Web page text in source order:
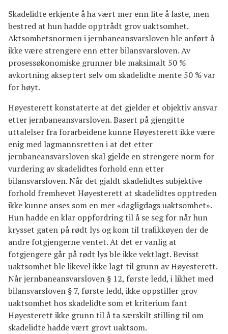
Skadelidte erkjente å ha vært mer enn lite å laste, men
bestred at hun hadde opptrådt grov uaktsomhet.
Aktsomhetsnormen i jernbaneansvarsloven ble anført å
ikke være strengere enn etter bilansvarsloven. Av
prosessøkonomiske grunner ble maksimalt 50 %
avkortning akseptert selv om skadelidte mente 50 % var
for høyt.
Høyesterett konstaterte at det gjelder et objektiv ansvar
etter jernbaneansvarsloven. Basert på gjengitte
uttalelser fra forarbeidene kunne Høyesterett ikke være
enig med lagmannsretten i at det etter
jernbaneansvarsloven skal gjelde en strengere norm for
vurdering av skadelidtes forhold enn etter
bilansvarsloven. Når det gjaldt skadelidtes subjektive
forhold fremhevet Høyesterett at skadelidtes opptreden
ikke kunne anses som en mer «dagligdags uaktsomhet».
Hun hadde en klar oppfordring til å se seg for når hun
krysset gaten på rødt lys og kom til trafikkøyen der de
andre fotgjengerne ventet. At det er vanlig at
fotgjengere går på rødt lys ble ikke vektlagt. Bevisst
uaktsomhet ble likevel ikke lagt til grunn av Høyesterett.
Når jernbaneansvarsloven § 12, første ledd, i likhet med
bilansvarsloven § 7, første ledd, ikke oppstiller grov
uaktsomhet hos skadelidte som et kriterium fant
Høyesterett ikke grunn til å ta særskilt stilling til om
skadelidte hadde vært grovt uaktsom.